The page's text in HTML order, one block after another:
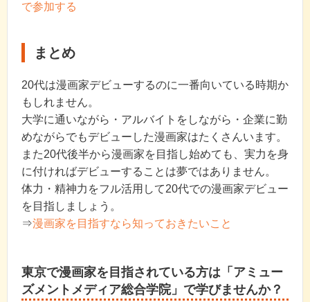
で参加する
まとめ
20代は漫画家デビューするのに一番向いている時期か
もしれません。
大学に通いながら・アルバイトをしながら・企業に勤
めながらでもデビューした漫画家はたくさんいます。
また20代後半から漫画家を目指し始めても、実力を身
に付ければデビューすることは夢ではありません。
体力・精神力をフル活用して20代での漫画家デビュー
を目指しましょう。
⇒漫画家を目指すなら知っておきたいこと
東京で漫画家を目指されている方は「アミュー
ズメントメディア総合学院」で学びませんか？